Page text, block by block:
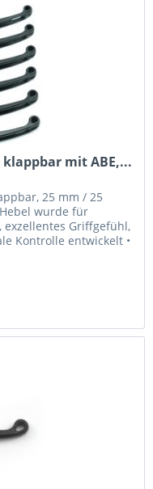
mit ABE,...
25 mm / 25
wurde für
exzellentes Griffgefühl,
Kontrolle entwickelt •